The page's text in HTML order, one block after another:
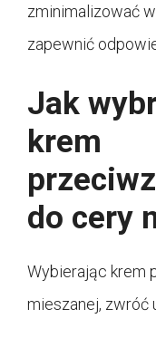
zminimalizować
zapewnić
Jak
krem
do cery
Wybierając krem
mieszanej, zwróć